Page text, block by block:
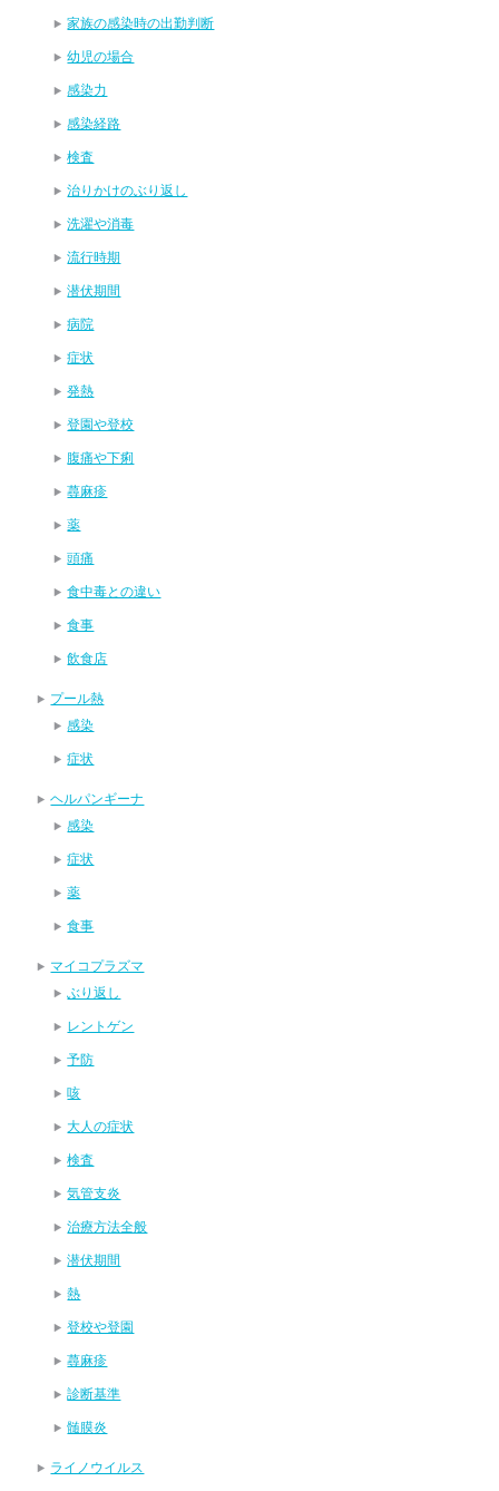
家族の感染時の出勤判断
幼児の場合
感染力
感染経路
検査
治りかけのぶり返し
洗濯や消毒
流行時期
潜伏期間
病院
症状
発熱
登園や登校
腹痛や下痢
蕁麻疹
薬
頭痛
食中毒との違い
食事
飲食店
プール熱
感染
症状
ヘルパンギーナ
感染
症状
薬
食事
マイコプラズマ
ぶり返し
レントゲン
予防
咳
大人の症状
検査
気管支炎
治療方法全般
潜伏期間
熱
登校や登園
蕁麻疹
診断基準
髄膜炎
ライノウイルス